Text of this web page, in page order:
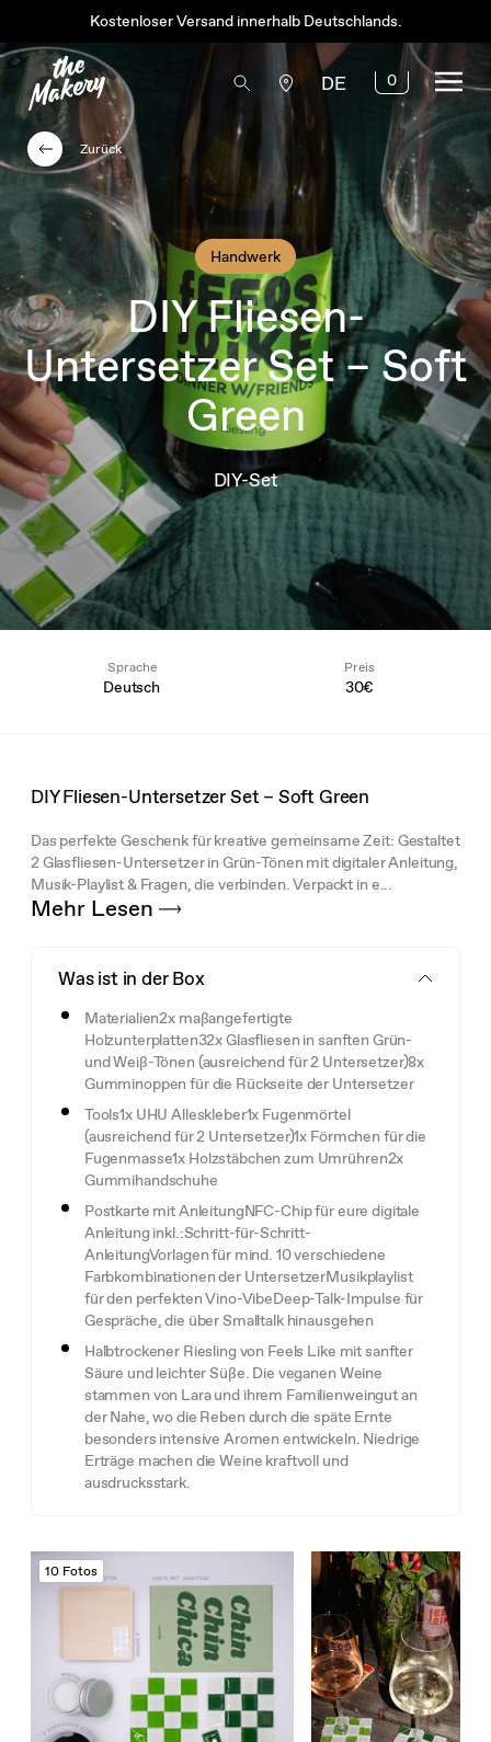
Kostenloser Versand innerhalb Deutschlands.
DE 0
Handwerk
DIY Fliesen-
Untersetzer Set – Soft
Green
DIY-Set
Zurück
Sprache
Deutsch
Preis
30€
DIY Fliesen-Untersetzer Set – Soft Green
Das perfekte Geschenk für kreative gemeinsame Zeit: Gestaltet
2 Glasfliesen-Untersetzer in Grün-Tönen mit digitaler Anleitung,
Musik-Playlist & Fragen, die verbinden. Verpackt in e...
Mehr Lesen
Was ist in der Box
Materialien2x maßangefertigte
Holzunterplatten32x Glasfliesen in sanften Grün-
und Weiß-Tönen (ausreichend für 2 Untersetzer)8x
Gumminoppen für die Rückseite der Untersetzer
Tools1x UHU Alleskleber1x Fugenmörtel
(ausreichend für 2 Untersetzer)1x Förmchen für die
Fugenmasse1x Holzstäbchen zum Umrühren2x
Gummihandschuhe
Postkarte mit AnleitungNFC-Chip für eure digitale
Anleitung inkl.:Schritt-für-Schritt-
AnleitungVorlagen für mind. 10 verschiedene
Farbkombinationen der UntersetzerMusikplaylist
für den perfekten Vino-VibeDeep-Talk-Impulse für
Gespräche, die über Smalltalk hinausgehen
Halbtrockener Riesling von Feels Like mit sanfter
Säure und leichter Süße. Die veganen Weine
stammen von Lara und ihrem Familienweingut an
der Nahe, wo die Reben durch die späte Ernte
besonders intensive Aromen entwickeln. Niedrige
Erträge machen die Weine kraftvoll und
ausdrucksstark.
10 Fotos